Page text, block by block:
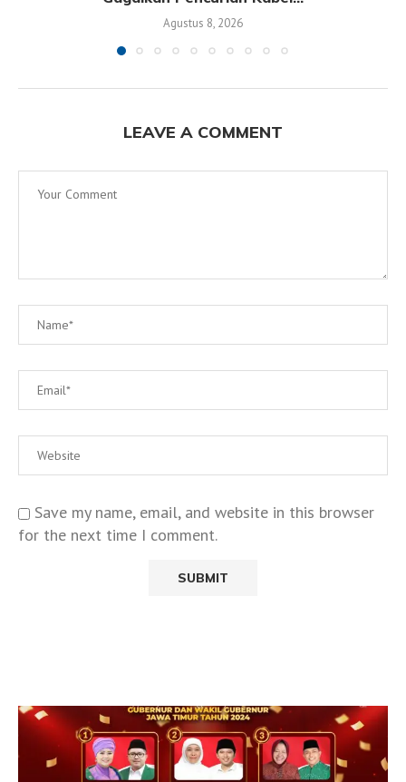
Agustus 8, 2026
LEAVE A COMMENT
Save my name, email, and website in this browser
for the next time I comment.